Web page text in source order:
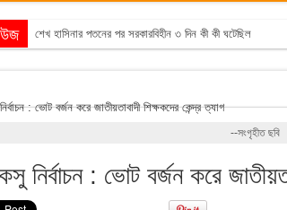
হাম ও উপ
--সংগৃহীত ছবি
নির্বাচন : ভোট বর্জন করে